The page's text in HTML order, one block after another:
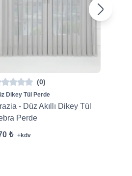
(0)
Dikey Tül Perde
- Düz Akıllı Dikey Tül
Perde
₺ +kdv